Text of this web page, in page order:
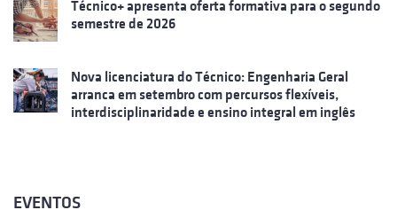
Técnico+ apresenta oferta formativa para o segundo
semestre de 2026
Nova licenciatura do Técnico: Engenharia Geral
arranca em setembro com percursos flexíveis,
interdisciplinaridade e ensino integral em inglês
EVENTOS